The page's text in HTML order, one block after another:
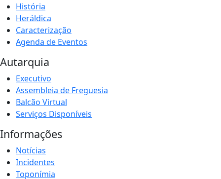
História
Heráldica
Caracterização
Agenda de Eventos
Autarquia
Executivo
Assembleia de Freguesia
Balcão Virtual
Serviços Disponíveis
Informações
Notícias
Incidentes
Toponímia